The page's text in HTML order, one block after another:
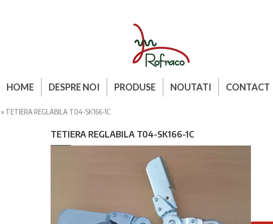
HOME DESPRE NOI PRODUSE NOUTATI CONTACT
» TETIERA REGLABILA T04-SK166-1C
TETIERA REGLABILA T04-SK166-1C